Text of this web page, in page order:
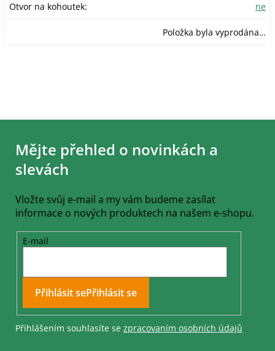
Otvor na kohoutek: ne
Položka byla vyprodána…
Z
Mějte přehled o novinkách a
slevách
Vložte svůj e-mail a my vám budeme zasílat
informace o nových produktech na našem e-shopu.
E-mail
Přihlásit se
Přihlášením souhlasíte se zpracovaním osobních údajů